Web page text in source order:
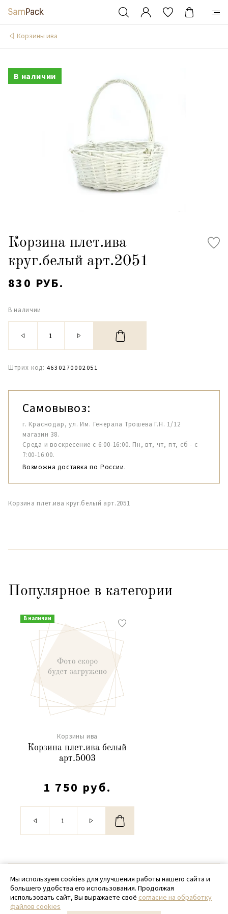
Корзины ива
В наличии
Корзина плет.ива
круг.белый арт.2051
830 РУБ.
В наличии
Штрих-код: 4630270002051
Самовывоз:
г. Краснодар, ул. Им. Генерала Трошева Г.Н. 1/12
магазин 38.
Среда и воскресение с 6:00-16:00. Пн, вт, чт, пт, сб - с
7:00-16:00.
Возможна доставка по России.
Корзина плет.ива круг.белый арт.2051
Популярное в категории
В наличии
Корзины ива
Корзина плет.ива белый
арт.5003
1 750 руб.
© 2020 - 2026 SamPack
+ 7 (918) 699-97-87
zakaz@sampack.store
Мы используем cookies для улучшения работы нашего сайта и
большего удобства его использования. Продолжая
использовать сайт, Вы выражаете своё согласие на обработку
файлов cookies